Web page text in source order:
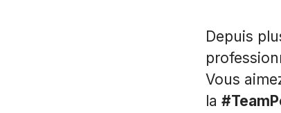
Depuis
Vous
la